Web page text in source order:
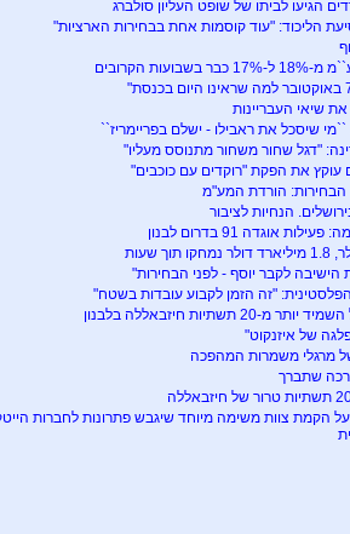
הגיעו לביתו של שופט העליון סולברג
הליכוד: "עוד קוסמות אחת בבחירות הארציות"
הקרובים
שיאי העבריינות
שיסכל את ראבילו - ישלם בפריימריז``
"דגל שחור משחור מתנוסס מעליו"
עוקץ את הפקת "רוקדים עם כוכבים"
הבחירות: הורדת המע"מ
הנחיות לציבור
91 בדרום לבנון
לקבר יוסף - לפני הבחירות"
"זה הזמן לקבוע עובדות בשטח"
של איזנקוט"
מרגלי משמרות המהפכה
שתברך
הקמת צוות משימה מיוחד שיגבש פתרונות לחברות